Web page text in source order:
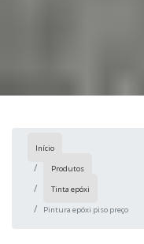
Início
Produtos
Tinta epóxi
Pintura epóxi piso preço